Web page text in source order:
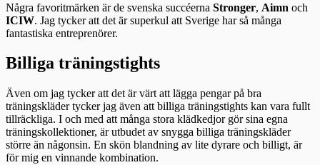
Några favoritmärken är de svenska succéerna Stronger, Aimn och
ICIW. Jag tycker att det är superkul att Sverige har så många
fantastiska entreprenörer.
Billiga träningstights
Även om jag tycker att det är värt att lägga pengar på bra
träningskläder tycker jag även att billiga träningstights kan vara fullt
tillräckliga. I och med att många stora klädkedjor gör sina egna
träningskollektioner, är utbudet av snygga billiga träningskläder
större än någonsin. En skön blandning av lite dyrare och billigt, är
för mig en vinnande kombination.